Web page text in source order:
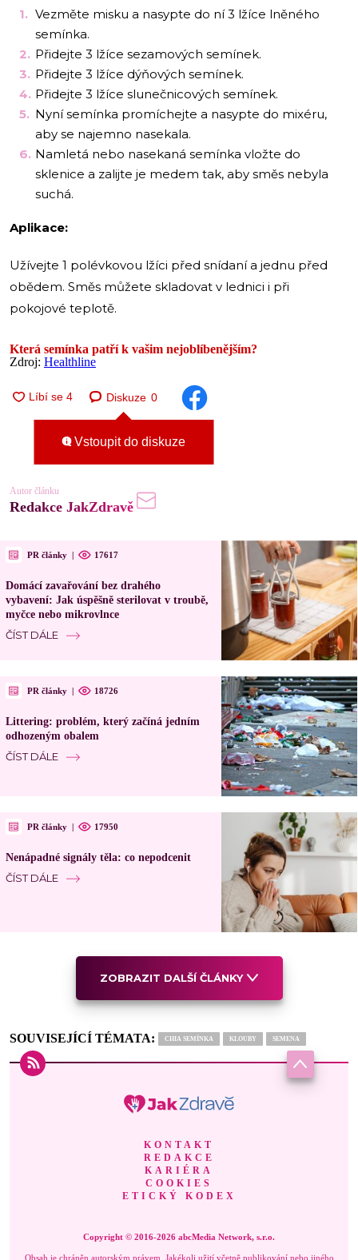
Vezměte misku a nasypte do ní 3 lžíce lněného
semínka.
Přidejte 3 lžíce sezamových semínek.
Přidejte 3 lžíce dýňových semínek.
Přidejte 3 lžíce slunečnicových semínek.
Nyní semínka promíchejte a nasypte do mixéru,
aby se najemno nasekala.
Namletá nebo nasekaná semínka vložte do
sklenice a zalijte je medem tak, aby směs nebyla
suchá.
Aplikace:
Užívejte 1 polévkovou lžíci před snídaní a jednu před
obědem. Směs můžete skladovat v lednici i při
pokojové teplotě.
Která semínka patří k vašim nejoblíbenějším?
Zdroj: Healthline
Diskuze 0
Vstoupit do diskuze
Autor článku
Redakce JakZdravě
PR články | 17617
Domácí zavařování bez drahého
vybavení: Jak úspěšně sterilovat v troubě,
myčce nebo mikrovlnce
ČÍST DÁLE
PR články | 18726
Littering: problém, který začíná jedním
odhozeným obalem
ČÍST DÁLE
PR články | 17950
Nenápadné signály těla: co nepodcenit
ČÍST DÁLE
ZOBRAZIT DALŠÍ ČLÁNKY
SOUVISEJÍCÍ TÉMATA: CHIA SEMÍNKA KLOUBY SEMENA
KONTAKT
REDAKCE
KARIÉRA
COOKIES
ETICKÝ KODEX
Copyright © 2016-2026 abcMedia Network, s.r.o.
Obsah je chráněn autorským právem. Jakékoli užití včetně publikování nebo jiného